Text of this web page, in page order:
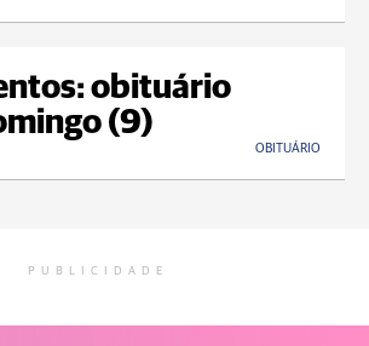
obituário
(9)
OBITUÁRIO
PUBLICIDADE